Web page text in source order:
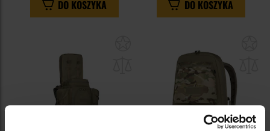
DO KOSZYKA DO KOSZYKA